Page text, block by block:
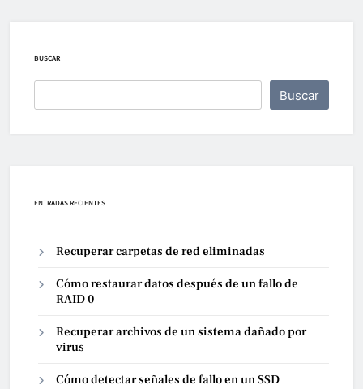
BUSCAR
Buscar
ENTRADAS RECIENTES
Recuperar carpetas de red eliminadas
Cómo restaurar datos después de un fallo de
RAID 0
Recuperar archivos de un sistema dañado por
virus
Cómo detectar señales de fallo en un SSD